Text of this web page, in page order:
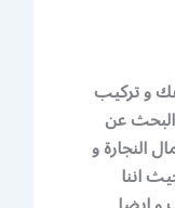
و تركيب
عن
النجارة و
اننا